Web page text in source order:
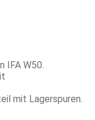
IFA W50.
mit Lagerspuren.